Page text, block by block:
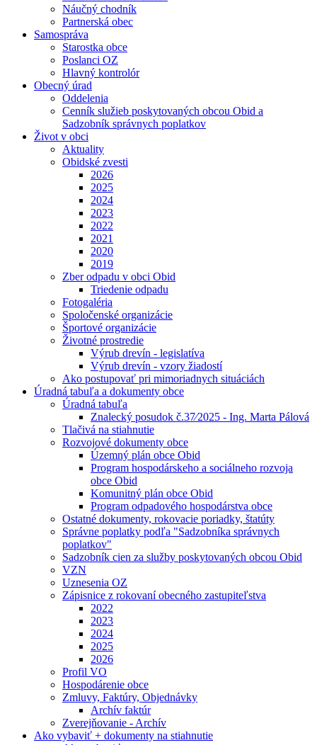
Náučný chodník
Partnerská obec
Samospráva
Starostka obce
Poslanci OZ
Hlavný kontrolór
Obecný úrad
Oddelenia
Cenník služieb poskytovaných obcou Obid a
Sadzobník správnych poplatkov
Život v obci
Aktuality
Obidské zvesti
2026
2025
2024
2023
2022
2021
2020
2019
Zber odpadu v obci Obid
Triedenie odpadu
Fotogaléria
Spoločenské organizácie
Športové organizácie
Životné prostredie
Výrub drevín - legislatíva
Výrub drevín - vzory žiadostí
Ako postupovať pri mimoriadnych situáciách
Úradná tabuľa a dokumenty obce
Úradná tabuľa
Znalecký posudok č.37⁄2025 - Ing. Marta Pálová
Tlačivá na stiahnutie
Rozvojové dokumenty obce
Územný plán obce Obid
Program hospodárskeho a sociálneho rozvoja
obce Obid
Komunitný plán obce Obid
Program odpadového hospodárstva obce
Ostatné dokumenty, rokovacie poriadky, štatúty
Správne poplatky podľa "Sadzobníka správnych
poplatkov"
Sadzobník cien za služby poskytovaných obcou Obid
VZN
Uznesenia OZ
Zápisnice z rokovaní obecného zastupiteľstva
2022
2023
2024
2025
2026
Profil VO
Hospodárenie obce
Zmluvy, Faktúry, Objednávky
Archív faktúr
Zverejňovanie - Archív
Ako vybaviť + dokumenty na stiahnutie